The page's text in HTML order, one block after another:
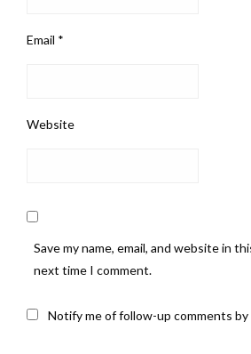
Email *
Website
Save my name, email, and website in
next time I comment.
Notify me of follow-up comments by